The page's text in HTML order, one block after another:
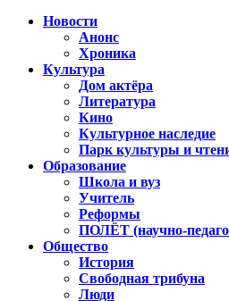
Новости
Анонс
Хроника
Культура
Дом актёра
Литература
Кино
Культурное наследие
Парк культуры и
Образование
Школа и вуз
Учитель
Реформы
ПОЛЁТ (научно-
Общество
История
Свободная трибуна
Люди